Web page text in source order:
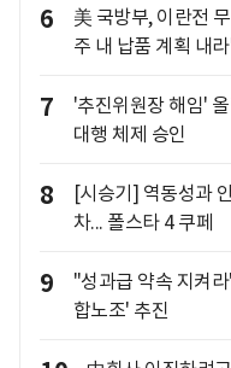
6
美 국방부, 이란전
주 내 납품 계획 내
7
'추진위원장 해임'
대행 체제 승인
8
[시승기] 역동성과
차... 폴스타 4 쿠페
9
"성과급 약속 지켜
합노조' 추진